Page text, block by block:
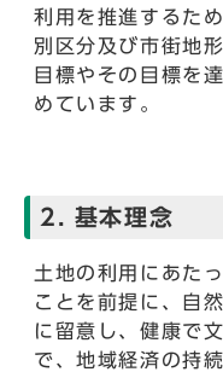
利用を推進するた
別区分及び市街地
目標やその目標を
めています。
2. 基本理念
土地の利用にあた
ことを前提に、自
に留意し、健康で
で、地域経済の持